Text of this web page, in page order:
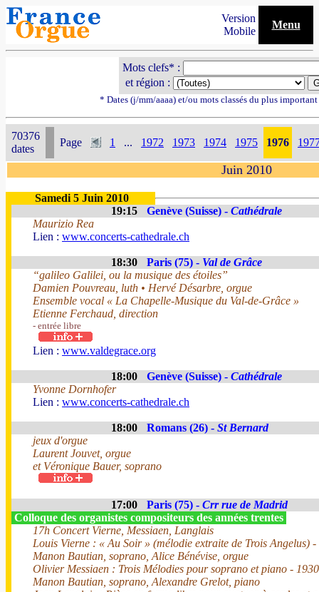
Version
Mobile
Menu
Mots clefs* :
et région :
* Dates (j/mm/aaaa) et/ou mots classés du plus
70376
dates
Page 1 ... 1972 1973 1974 1975 1976
Juin 2010
Samedi 5 Juin 2010
19:15
Genève (Suisse) - Cathédrale
Maurizio Rea
Lien : www.concerts-cathedrale.ch
18:30 Paris (75) - Val de Grâce
“galileo Galilei, ou la musique des étoiles”
Damien Pouvreau, luth • Hervé Désarbre, orgue
Ensemble vocal « La Chapelle-Musique du Val-de-Grâce »
Etienne Ferchaud, direction
- entrée libre
Lien : www.valdegrace.org
18:00 Genève (Suisse) - Cathédrale
Yvonne Dornhofer
Lien : www.concerts-cathedrale.ch
18:00 Romans (26) - St Bernard
jeux d'orgue
Laurent Jouvet, orgue
et Véronique Bauer, soprano
17:00 Paris (75) - Crr rue de Madrid
Colloque des organistes compositeurs des années trentes
17h Concert Vierne, Messiaen, Langlais
Louis Vierne : « Au Soir » (mélodie extraite de Trois Angelus)
Manon Bautian, soprano, Alice Bénévise, orgue
Olivier Messiaen : Trois Mélodies pour soprano et piano - 1930
Manon Bautian, soprano, Alexandre Grelot, piano